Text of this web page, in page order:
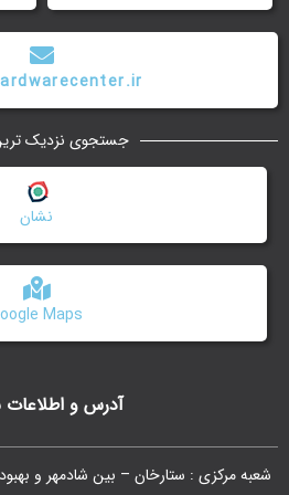
آدرس و
جستجوی نزدیک
Maps
نشان